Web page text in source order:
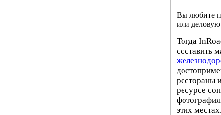
Вы любите
или деловую
Тогда
составить
рестораны
ресурсе
этих местах.